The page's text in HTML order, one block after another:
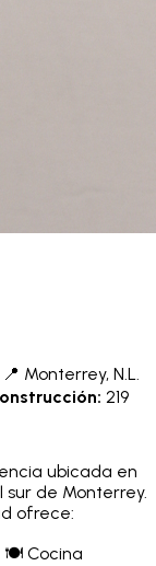
📍 Monterrey, N.L.
219
ubicada en
sur de Monterrey.
ofrece:
🍽️ Cocina